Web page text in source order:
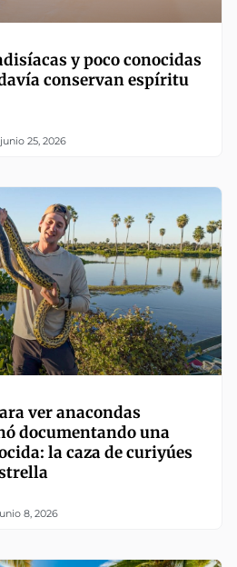
y poco conocidas
conservan espíritu
junio 25, 2026
ver anacondas
documentando una
la caza de curiyúes
8, 2026